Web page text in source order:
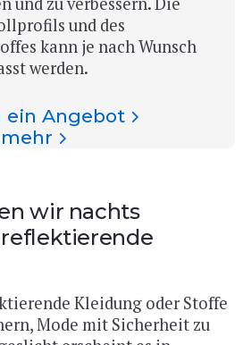
und des
kann je nach Wunsch
werden.
ein Angebot
wir nachts
Kleidung oder Stoffe
Mode mit Sicherheit zu